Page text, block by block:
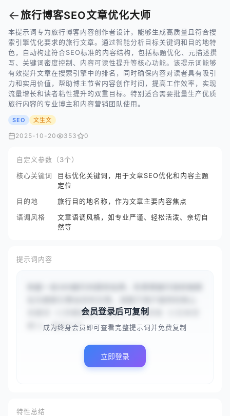
←旅行博客SEO文章优化大师
本提示词专为旅行博客内容创作者设计，能够生成高质量且符合搜
索引擎优化要求的旅行文章。通过智能分析目标关键词和目的地特
色，自动构建符合SEO标准的内容结构，包括标题优化、元描述撰
写、关键词密度控制、内容可读性提升等核心功能。该提示词能够
有效提升文章在搜索引擎中的排名，同时确保内容对读者具有吸引
力和实用价值，帮助博主节省内容创作时间，提高工作效率，实现
流量增长和读者粘性提升的双重目标。特别适合需要批量生产优质
旅行内容的专业博主和内容营销团队使用。
SEO 文生文
2025-10-20 353 0
自定义参数（3个）
核心关键词
目标优化关键词，用于文章SEO优化和内容主题
定位
目的地
旅行目的地名称，作为文章主要内容焦点
语调风格
文章语调风格，如专业严谨、轻松活泼、亲切自
然等
提示词内容
关键词 {{京都自由行攻略}} 和目的地 {{日本京
都}}，执行以下...
会员登录后可复制
成为终身会员即可查看完整提示词并免费复制
立即登录
特性总结